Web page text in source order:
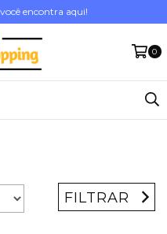
encontra aqui!
0
FILTRAR